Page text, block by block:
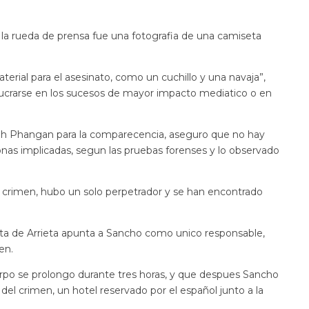
rueda de prensa fue una fotografia de una camiseta
para el asesinato, como un cuchillo y una navaja”,
en los sucesos de mayor impacto mediatico o en
Phangan para la comparecencia, aseguro que no hay
implicadas, segun las pruebas forenses y lo observado
hubo un solo perpetrador y se han encontrado
de Arrieta apunta a Sancho como unico responsable,
se prolongo durante tres horas, y que despues Sancho
crimen, un hotel reservado por el español junto a la